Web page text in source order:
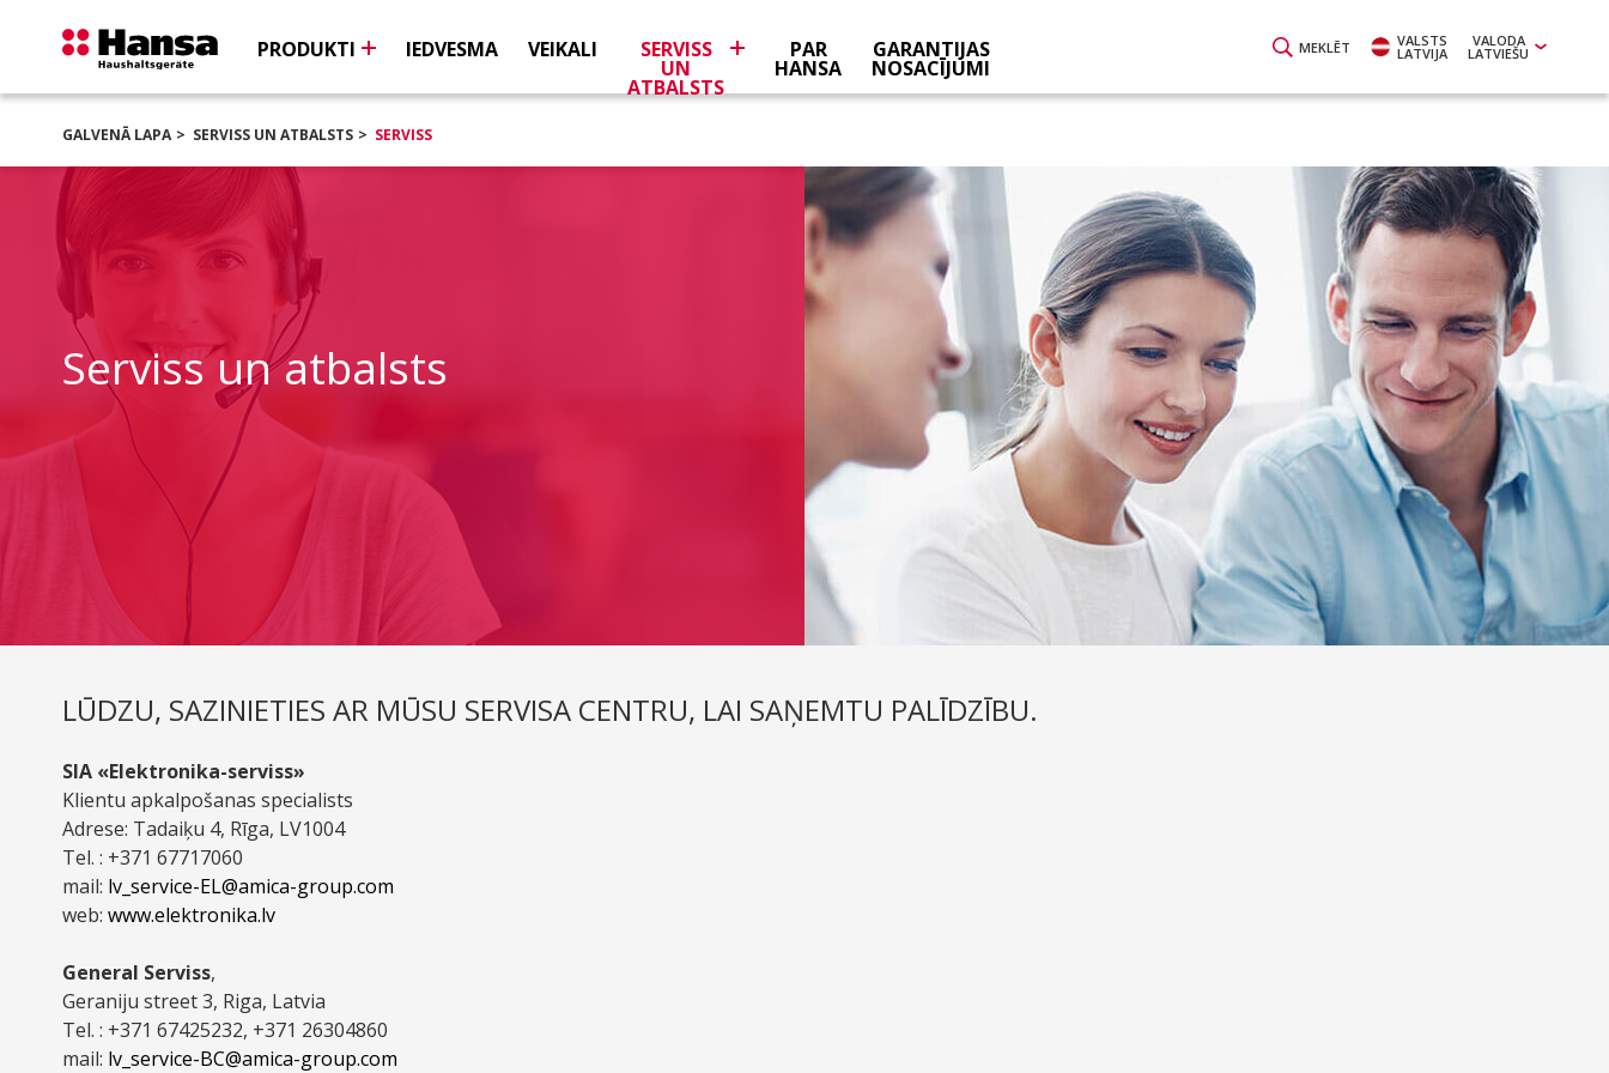
MEKLĒT VALSTS
LATVIJA
VALODA
LATVIEŠU
PRODUKTI IEDVESMA VEIKALI SERVISS
UN
ATBALSTS
PAR
HANSA
GARANTIJAS
NOSACĪJUMI
GALVENĀ LAPA SERVISS UN ATBALSTS SERVISS
Serviss un atbalsts
LŪDZU, SAZINIETIES AR MŪSU SERVISA CENTRU, LAI SAŅEMTU PALĪDZĪBU.
SIA «Elektronika-serviss»
Klientu apkalpošanas specialists
Adrese: Tadaiķu 4, Rīga, LV1004
Tel. : +371 67717060
mail: lv_service-EL@amica-group.com
web: www.elektronika.lv
General Serviss,
Geraniju street 3, Riga, Latvia
Tel. : +371 67425232, +371 26304860
mail: lv_service-BC@amica-group.com